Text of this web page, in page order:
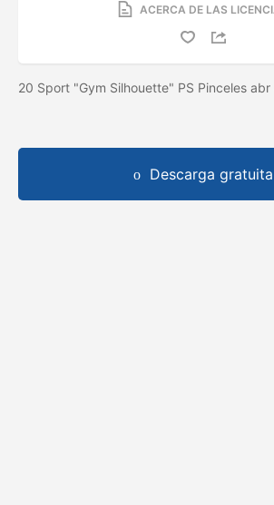
ACERCA DE LAS
20 Sport "Gym Silhouette" PS Pinceles
Descarga gratuita